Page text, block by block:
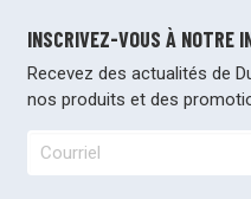
INSCRIVEZ-VOUS À NOTRE
Recevez des actualités de
nos produits et des